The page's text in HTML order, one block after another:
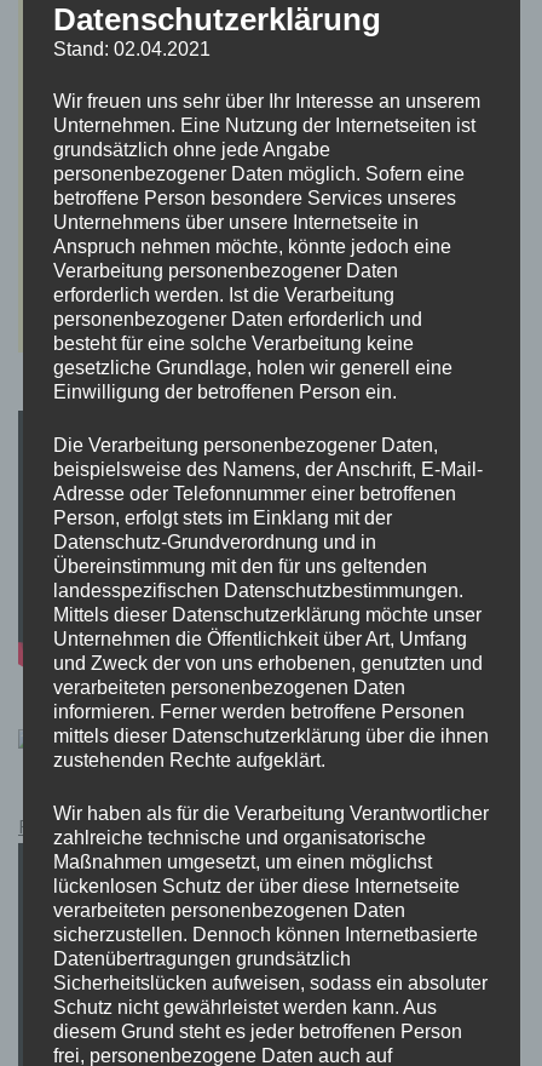
Pokémon Schwert und Schild Kauflink.>LINK<
Datenschutzerklärung
Stand: 02.04.2021
Wir freuen uns sehr über Ihr Interesse an unserem
Unternehmen. Eine Nutzung der Internetseiten ist
grundsätzlich ohne jede Angabe
personenbezogener Daten möglich. Sofern eine
betroffene Person besondere Services unseres
Unternehmens über unsere Internetseite in
Anspruch nehmen möchte, könnte jedoch eine
Verarbeitung personenbezogener Daten
erforderlich werden. Ist die Verarbeitung
personenbezogener Daten erforderlich und
besteht für eine solche Verarbeitung keine
gesetzliche Grundlage, holen wir generell eine
Einwilligung der betroffenen Person ein.
Die Verarbeitung personenbezogener Daten,
beispielsweise des Namens, der Anschrift, E-Mail-
Adresse oder Telefonnummer einer betroffenen
Person, erfolgt stets im Einklang mit der
Datenschutz-Grundverordnung und in
Übereinstimmung mit den für uns geltenden
landesspezifischen Datenschutzbestimmungen.
Mittels dieser Datenschutzerklärung möchte unser
Unternehmen die Öffentlichkeit über Art, Umfang
und Zweck der von uns erhobenen, genutzten und
verarbeiteten personenbezogenen Daten
informieren. Ferner werden betroffene Personen
mittels dieser Datenschutzerklärung über die ihnen
zustehenden Rechte aufgeklärt.
Wir haben als für die Verarbeitung Verantwortlicher
zahlreiche technische und organisatorische
Maßnahmen umgesetzt, um einen möglichst
lückenlosen Schutz der über diese Internetseite
verarbeiteten personenbezogenen Daten
sicherzustellen. Dennoch können Internetbasierte
Datenübertragungen grundsätzlich
Sicherheitslücken aufweisen, sodass ein absoluter
Schutz nicht gewährleistet werden kann. Aus
diesem Grund steht es jeder betroffenen Person
frei, personenbezogene Daten auch auf